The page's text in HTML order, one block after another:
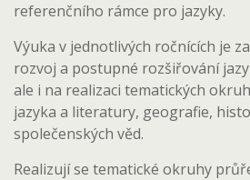
referenčního rámce pro jazyky.
Výuka v jednotlivých ročnících je
rozvoj a postupné rozšiřování
ale i na realizaci tematických
jazyka a literatury, geografie,
společenských věd.
Realizují se tematické okruhy